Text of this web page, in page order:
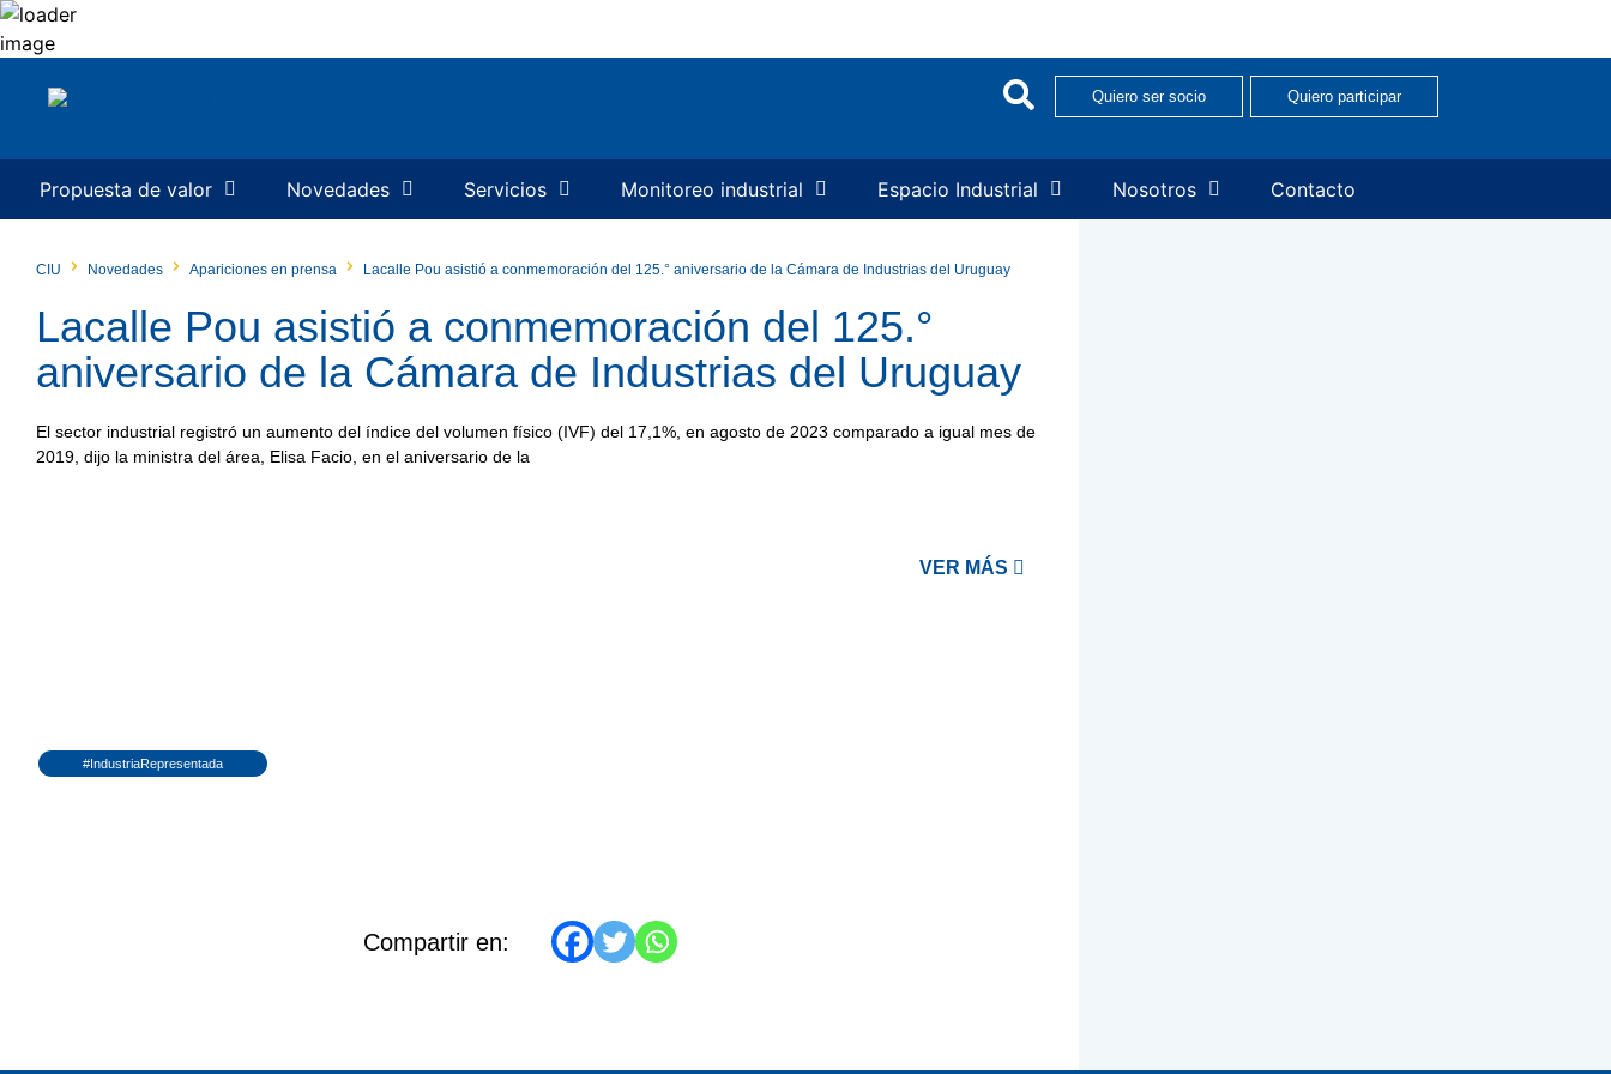
Quiero ser socio Quiero participar
Propuesta de valor Novedades Servicios Monitoreo industrial Espacio Industrial Nosotros Contacto
CIU Novedades Apariciones en prensa Lacalle Pou asistió a conmemoración del 125.° aniversario de la Cámara de Industrias del Uruguay
Lacalle Pou asistió a conmemoración del 125.°
aniversario de la Cámara de Industrias del Uruguay
El sector industrial registró un aumento del índice del volumen físico (IVF) del 17,1%, en agosto de 2023 comparado a igual mes de
2019, dijo la ministra del área, Elisa Facio, en el aniversario de la
VER MÁS
#IndustriaRepresentada
Compartir en: